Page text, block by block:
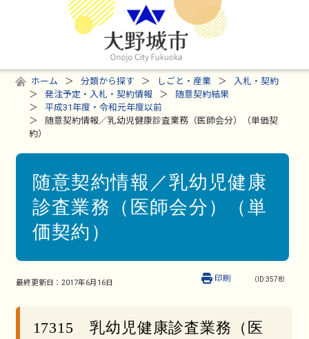
ホーム 分類から探す しごと・産業
入札・契約
発注予定・入札・契約情報
随意契約結果
平成31年度・令和元年度以前
随意契約情報／乳幼児健康診査業務（医師会分）（単価契
約）
随意契約情報／乳幼児健康
診査業務（医師会分）（単
価契約）
最終更新日： 2017年6月16日 （ID:3578）
印刷
17315 乳幼児健康診査業務（医